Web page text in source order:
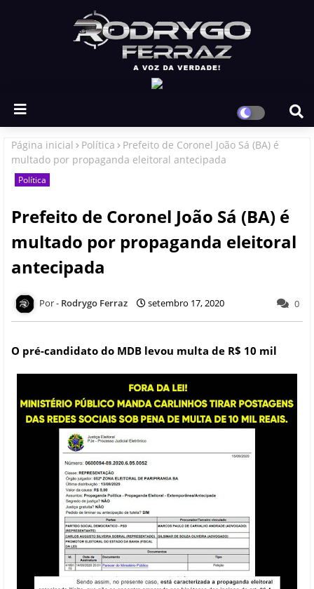
Página inicial Política
Prefeito de Coronel João Sá (BA) é
multado por propaganda eleitoral antecipada
Política
Prefeito de Coronel João Sá (BA) é
multado por propaganda eleitoral
antecipada
Rodrygo Ferraz setembro 17, 2020 0
O pré-candidato do MDB levou multa de R$ 10 mil